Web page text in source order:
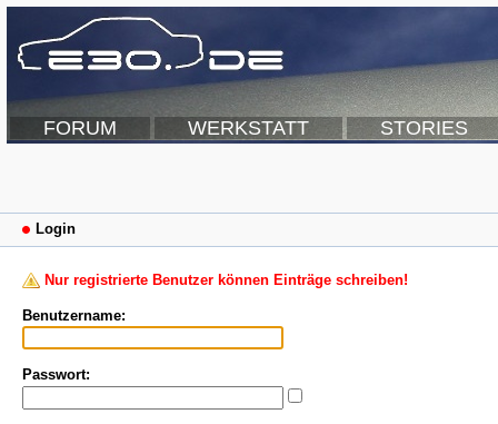
FORUM WERKSTATT STORIES
Login
Nur registrierte Benutzer können Einträge schreiben!
Benutzername:
Passwort: